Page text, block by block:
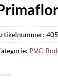
PVC-